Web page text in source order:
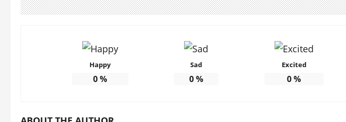
Happy
0%
Sad
0%
Excited
0%